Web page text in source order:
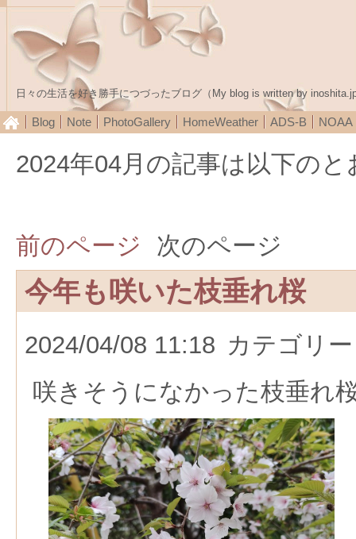
日々の生活を好き勝手につづったブログ（My blog is written by
Blog Note PhotoGallery HomeWeather ADS-B NOAA
2024年04月の記事は以下の
前のページ 次のページ
今年も咲いた枝垂れ桜
2024/04/08 11:18 カテゴリ
咲きそうになかった枝垂れ